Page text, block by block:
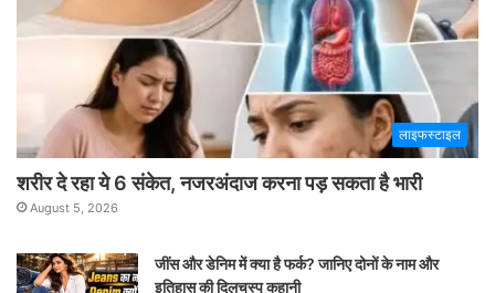
लाइफस्टाइल
शरीर दे रहा ये 6 संकेत, नजरअंदाज करना पड़ सकता है भारी
August 5, 2026
जींस और डेनिम में क्या है फर्क? जानिए दोनों के नाम और
इतिहास की दिलचस्प कहानी